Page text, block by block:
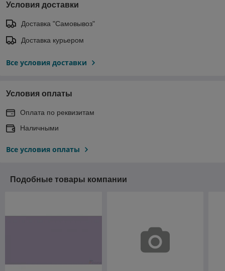
Условия доставки
Доставка "Самовывоз"
Доставка курьером
Все условия доставки
Условия оплаты
Оплата по реквизитам
Наличными
Все условия оплаты
Подобные товары компании